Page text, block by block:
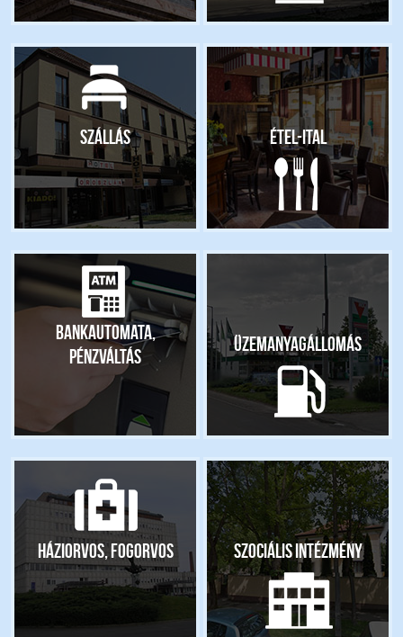
Szállás Étel-ital
Bankautomata,
pénzváltás
Üzemanyagállomás
Háziorvos, fogorvos Szociális intézmény